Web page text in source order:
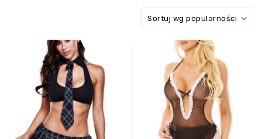
Sortuj wg popularności